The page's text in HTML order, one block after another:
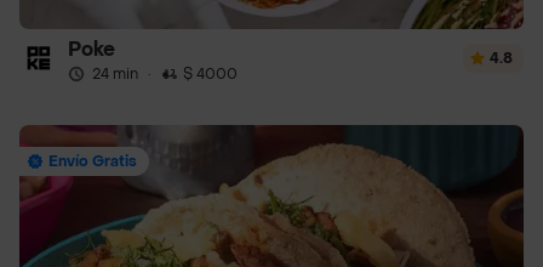
Poke
24 min · $ 4000
4.8
Envío Gratis